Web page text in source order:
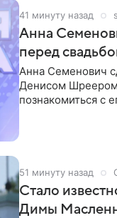
41 минуту назад
Анна
перед
Анна Семенович
Денисом
познакомиться с
51 минуту назад
Стало
Димы